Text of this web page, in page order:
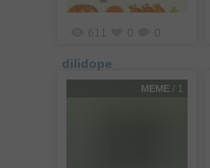
611
dilidope_
MEME / 1